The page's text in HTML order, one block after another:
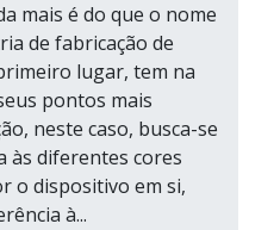
mais é do que o nome
de fabricação de
lugar, tem na
pontos mais
neste caso, busca-se
às diferentes cores
o dispositivo em si,
à...